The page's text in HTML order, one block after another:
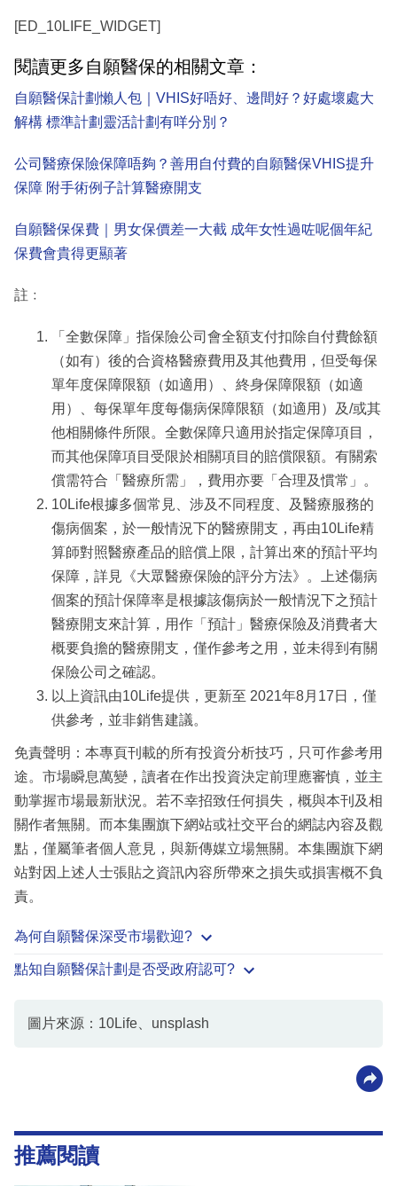
[ED_10LIFE_WIDGET]
閱讀更多自願醫保的相關文章：
自願醫保計劃懶人包｜VHIS好唔好、邊間好？好處壞處大
解構 標準計劃靈活計劃有咩分別？
公司醫療保險保障唔夠？善用自付費的自願醫保VHIS提升
保障 附手術例子計算醫療開支
自願醫保保費｜男女保價差一大截 成年女性過咗呢個年紀
保費會貴得更顯著
註﹕
「全數保障」指保險公司會全額支付扣除自付費餘額
（如有）後的合資格醫療費用及其他費用，但受每保
單年度保障限額（如適用）、終身保障限額（如適
用）、每保單年度每傷病保障限額（如適用）及/或其
他相關條件所限。全數保障只適用於指定保障項目，
而其他保障項目受限於相關項目的賠償限額。有關索
償需符合「醫療所需」，費用亦要「合理及慣常」。
10Life根據多個常見、涉及不同程度、及醫療服務的
傷病個案，於一般情況下的醫療開支，再由10Life精
算師對照醫療產品的賠償上限，計算出來的預計平均
保障，詳見《大眾醫療保險的評分方法》。上述傷病
個案的預計保障率是根據該傷病於一般情況下之預計
醫療開支來計算，用作「預計」醫療保險及消費者大
概要負擔的醫療開支，僅作參考之用，並未得到有關
保險公司之確認。
以上資訊由10Life提供，更新至 2021年8月17日，僅
供參考，並非銷售建議。
免責聲明：本專頁刊載的所有投資分析技巧，只可作參考用
途。市場瞬息萬變，讀者在作出投資決定前理應審慎，並主
動掌握市場最新狀況。若不幸招致任何損失，概與本刊及相
關作者無關。而本集團旗下網站或社交平台的網誌內容及觀
點，僅屬筆者個人意見，與新傳媒立場無關。本集團旗下網
站對因上述人士張貼之資訊內容所帶來之損失或損害概不負
責。
為何自願醫保深受市場歡迎?
點知自願醫保計劃是否受政府認可?
圖片來源：10Life、unsplash
推薦閱讀